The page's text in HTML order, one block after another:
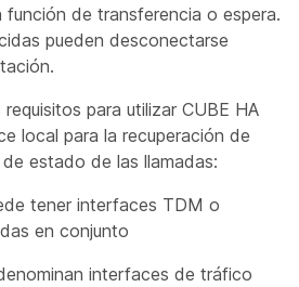
de transferencia o espera.
pueden desconectarse
para utilizar CUBE HA
local para la recuperación de
estado de las llamadas:
tener interfaces TDM o
en conjunto
interfaces de tráfico